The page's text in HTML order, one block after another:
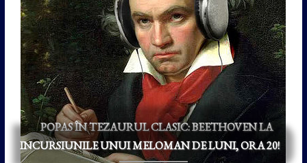
POPAS ÎN TEZAURUL CLASIC: BEETHOVEN LA
INCURSIUNILE UNUI MELOMAN DE LUNI, ORA 20!